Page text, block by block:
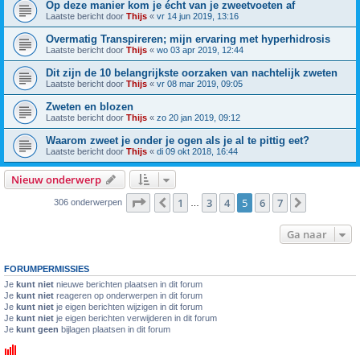
Op deze manier kom je écht van je zweetvoeten af
Laatste bericht door Thijs « vr 14 jun 2019, 13:16
Overmatig Transpireren; mijn ervaring met hyperhidrosis
Laatste bericht door Thijs « wo 03 apr 2019, 12:44
Dit zijn de 10 belangrijkste oorzaken van nachtelijk zweten
Laatste bericht door Thijs « vr 08 mar 2019, 09:05
Zweten en blozen
Laatste bericht door Thijs « zo 20 jan 2019, 09:12
Waarom zweet je onder je ogen als je al te pittig eet?
Laatste bericht door Thijs « di 09 okt 2018, 16:44
Nieuw onderwerp
306 onderwerpen Pagina van
Vorige
1 3 4 5 6 7
Ga naar
FORUMPERMISSIES
Je kunt niet nieuwe berichten plaatsen in dit forum
Je kunt niet reageren op onderwerpen in dit forum
Je kunt niet je eigen berichten wijzigen in dit forum
Je kunt niet je eigen berichten verwijderen in dit forum
Je kunt geen bijlagen plaatsen in dit forum